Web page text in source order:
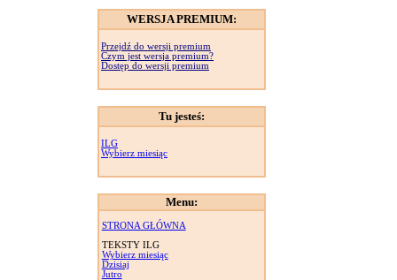
WERSJA PREMIUM:
Przejdź do wersji premium
Czym jest wersja premium?
Dostęp do wersji premium
Tu jesteś:
ILG
Wybierz miesiąc
Menu:
STRONA GŁÓWNA
TEKSTY ILG
Wybierz miesiąc
Dzisiaj
Jutro